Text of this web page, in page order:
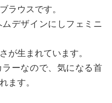
ラウスです。
デザインにしフェミニ
が生まれています。
ーなので、気になる首
ます。